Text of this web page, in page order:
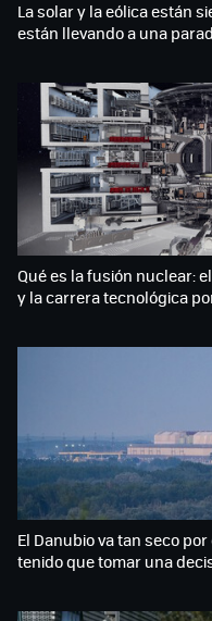
La solar y la eólica están
están llevando a una
Qué es la fusión nuclear:
y la carrera tecnológica
El Danubio va tan seco
tenido que tomar una